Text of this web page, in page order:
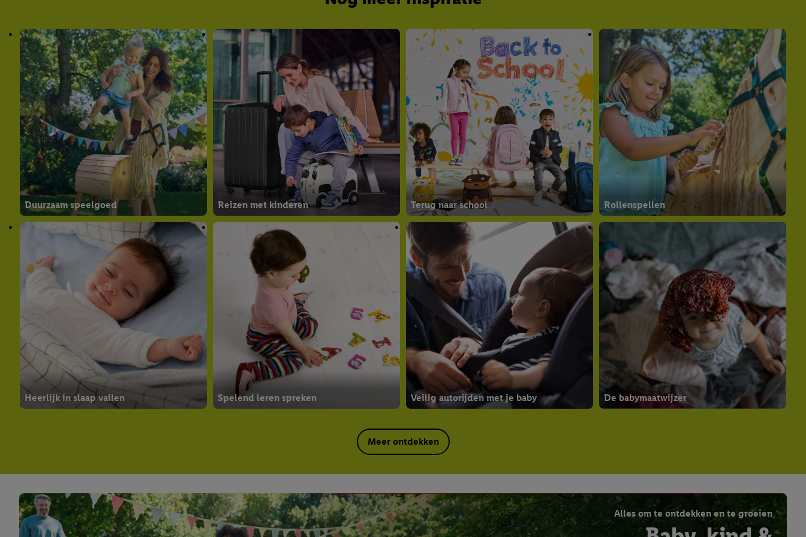
Duurzaam speelgoed Reizen met kinderen Terug naar school Rollenspellen
Heerlijk in slaap vallen Spelend leren spreken Veilig autorijden met je baby De babymaatwijzer
Meer ontdekken
Alles om te ontdekken en te groeien